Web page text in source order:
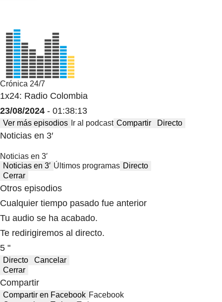
Crónica 24/7
1x24: Radio Colombia
23/08/2024 - 01:38:13
Ver más episodios Ir al podcast Compartir Directo
Noticias en 3′
Noticias en 3′
Noticias en 3′ Últimos programas Directo
Cerrar
Otros episodios
Cualquier tiempo pasado fue anterior
Tu audio se ha acabado.
Te redirigiremos al directo.
5 "
Directo
Cancelar
Cerrar
Compartir
Compartir en Facebook Facebook